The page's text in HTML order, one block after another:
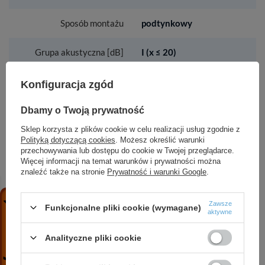
Sposób montażu podtynkowy
Grupa akustyczna [dB] I (x ≤ 20)
Wysokość całkowita
baterii [mm]
S - 15.1-19.8
Rozmiar głowicy
ceramicznej
35 mm
ZOBACZ RÓWNIEŻ
Konfiguracja zgód
Dbamy o Twoją prywatność
Sklep korzysta z plików cookie w celu realizacji usług zgodnie z
Polityką dotyczącą cookies . Możesz określić warunki
przechowywania lub dostępu do cookie w Twojej przeglądarce.
Więcej informacji na temat warunków i prywatności można
znaleźć także na stronie Prywatność i warunki Google
Funkcjonalne pliki cookie (wymagane)
Zawsze
aktywne
Analityczne pliki cookie